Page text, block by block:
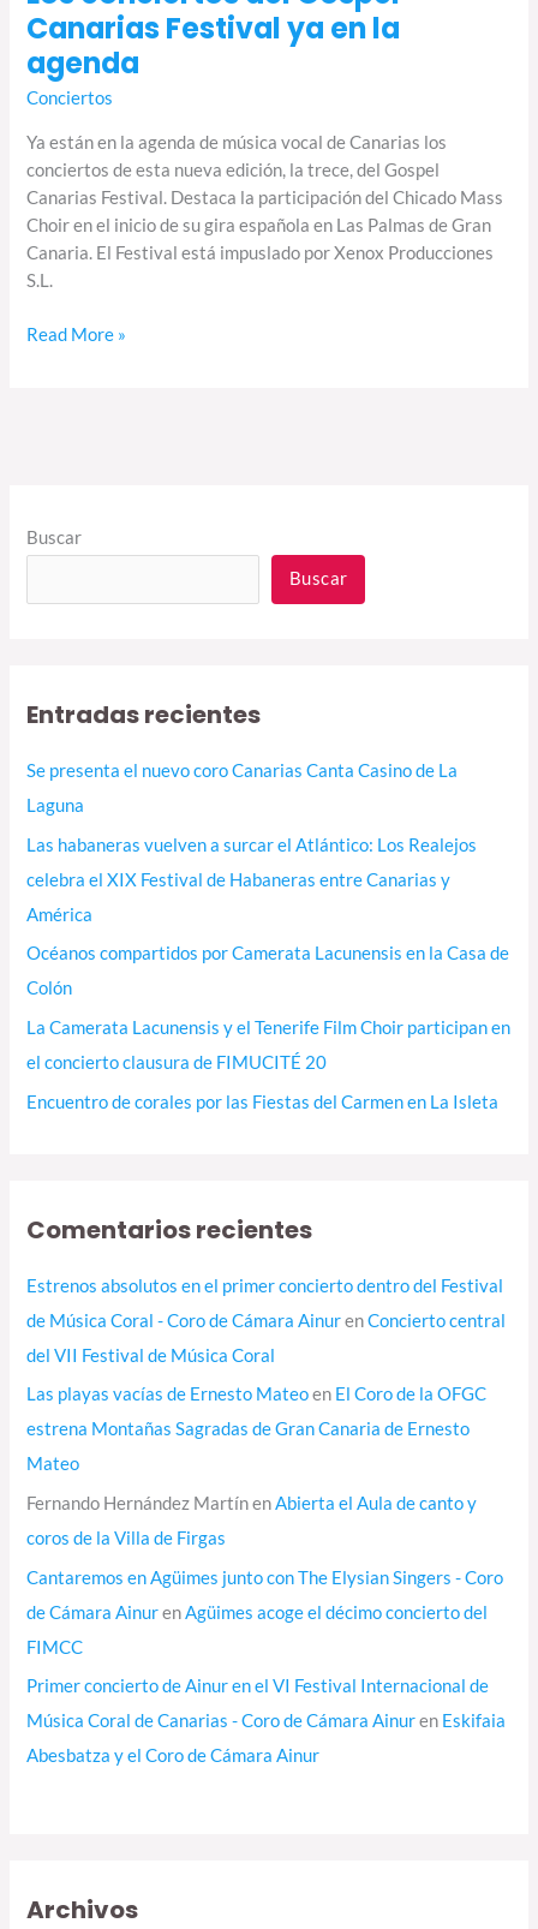
Canarias Festival ya en la
agenda
Conciertos
Ya están en la agenda de música vocal de Canarias los
conciertos de esta nueva edición, la trece, del Gospel
Canarias Festival. Destaca la participación del Chicado Mass
Choir en el inicio de su gira española en Las Palmas de Gran
Canaria. El Festival está impuslado por Xenox Producciones
S.L.
Read More »
Buscar
Buscar
Entradas recientes
Se presenta el nuevo coro Canarias Canta Casino de La
Laguna
Las habaneras vuelven a surcar el Atlántico: Los Realejos
celebra el XIX Festival de Habaneras entre Canarias y
América
Océanos compartidos por Camerata Lacunensis en la Casa de
Colón
La Camerata Lacunensis y el Tenerife Film Choir participan en
el concierto clausura de FIMUCITÉ 20
Encuentro de corales por las Fiestas del Carmen en La Isleta
Comentarios recientes
Estrenos absolutos en el primer concierto dentro del Festival
de Música Coral - Coro de Cámara AinurenConcierto central
del VII Festival de Música Coral
Las playas vacías de Ernesto Mateoen El Coro de la OFGC
estrena Montañas Sagradas de Gran Canaria de Ernesto
Mateo
Fernando Hernández MartínenAbierta el Aula de canto y
coros de la Villa de Firgas
Cantaremos en Agüimes junto con The Elysian Singers - Coro
de Cámara AinurenAgüimes acoge el décimo concierto del
FIMCC
Primer concierto de Ainur en el VI Festival Internacional de
Música Coral de Canarias - Coro de Cámara Ainuren Eskifaia
Abesbatza y el Coro de Cámara Ainur
Archivos